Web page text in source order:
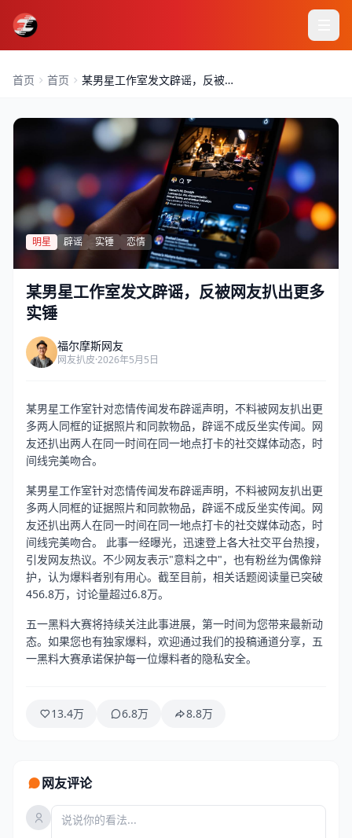
首页 首页
某男星工作室发文辟谣，反被网
明星 辟谣 实锤 恋情
某男星工作室发文辟谣，反被网友扒出更多
实锤
福尔摩斯网友
网友扒皮·2026年5月5日
某男星工作室针对恋情传闻发布辟谣声明，不料被网友扒出更
多两人同框的证据照片和同款物品，辟谣不成反坐实传闻。网
友还扒出两人在同一时间在同一地点打卡的社交媒体动态，时
间线完美吻合。
某男星工作室针对恋情传闻发布辟谣声明，不料被网友扒出更
多两人同框的证据照片和同款物品，辟谣不成反坐实传闻。网
友还扒出两人在同一时间在同一地点打卡的社交媒体动态，时
间线完美吻合。 此事一经曝光，迅速登上各大社交平台热搜，
引发网友热议。不少网友表示"意料之中"，也有粉丝为偶像辩
护，认为爆料者别有用心。截至目前，相关话题阅读量已突破
456.8万，讨论量超过6.8万。
五一黑料大赛将持续关注此事进展，第一时间为您带来最新动
态。如果您也有独家爆料，欢迎通过我们的投稿通道分享，五
一黑料大赛承诺保护每一位爆料者的隐私安全。
13.4万 6.8万 8.8万
网友评论